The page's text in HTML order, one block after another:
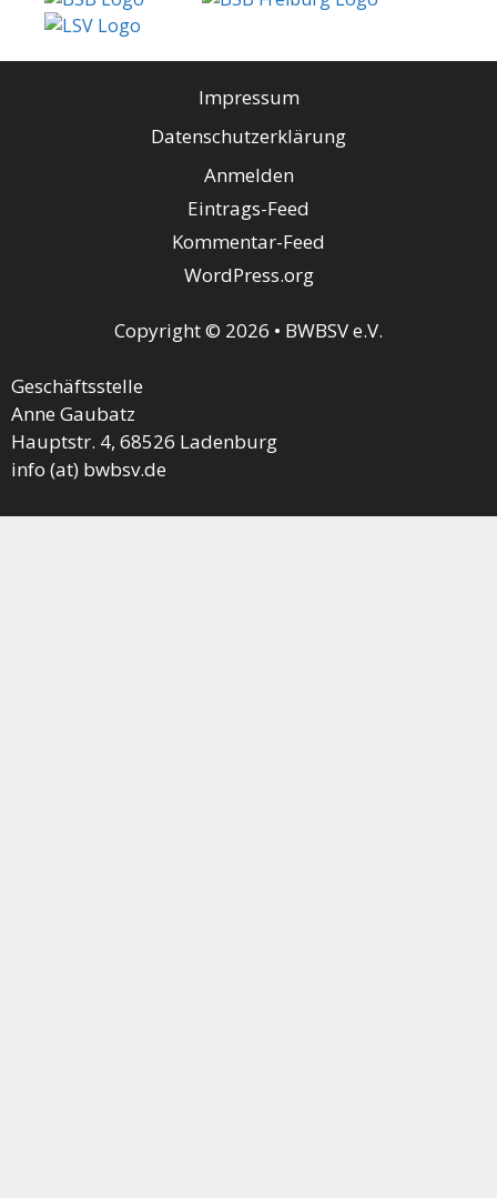
Impressum
Datenschutzerklärung
Anmelden
Eintrags-Feed
Kommentar-Feed
WordPress.org
Copyright © 2026 • BWBSV e.V.
Geschäftsstelle
Anne Gaubatz
Hauptstr. 4, 68526 Ladenburg
info (at) bwbsv.de